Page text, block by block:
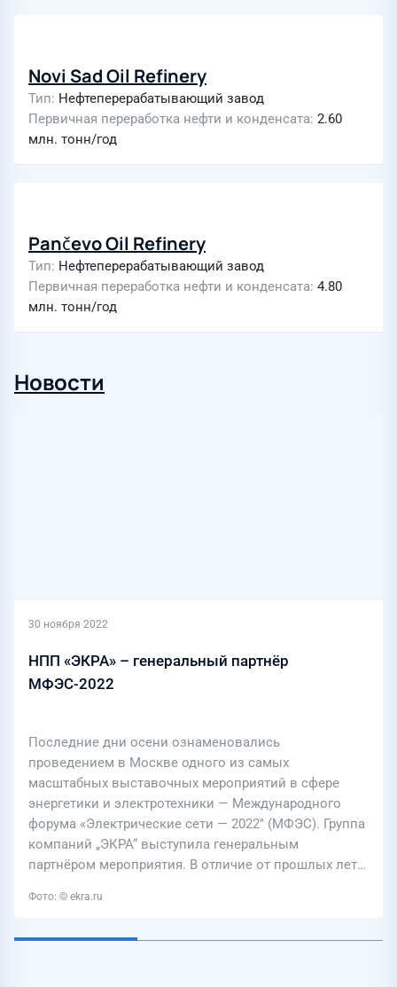
Novi Sad Oil Refinery
Тип Нефтеперерабатывающий завод
Первичная переработка нефти и конденсата 2.60
млн. тонн/год
Pančevo Oil Refinery
Тип Нефтеперерабатывающий завод
Первичная переработка нефти и конденсата 4.80
млн. тонн/год
Новости
30 ноября 2022
НПП «ЭКРА» – генеральный партнёр
МФЭС-2022
Последние дни осени ознаменовались
проведением в Москве одного из самых
масштабных выставочных мероприятий в сфере
энергетики и электротехники — Международного
форума «Электрические сети — 2022″ (МФЭС). Группа
компаний „ЭКРА“ выступила генеральным
партнёром мероприятия. В отличие от прошлых лет…
Фото: © ekra.ru